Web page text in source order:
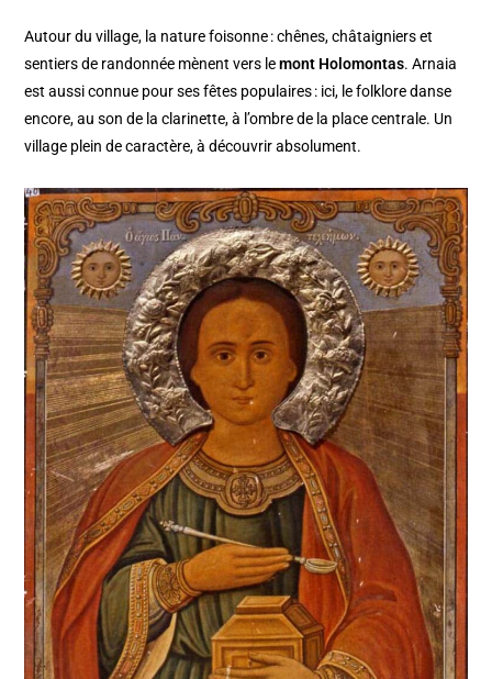
Autour du village, la nature foisonne : chênes, châtaigniers et
sentiers de randonnée mènent vers lemont Holomontas. Arnaia
est aussi connue pour ses fêtes populaires : ici, le folklore danse
encore, au son de la clarinette, à l’ombre de la place centrale. Un
village plein de caractère, à découvrir absolument.